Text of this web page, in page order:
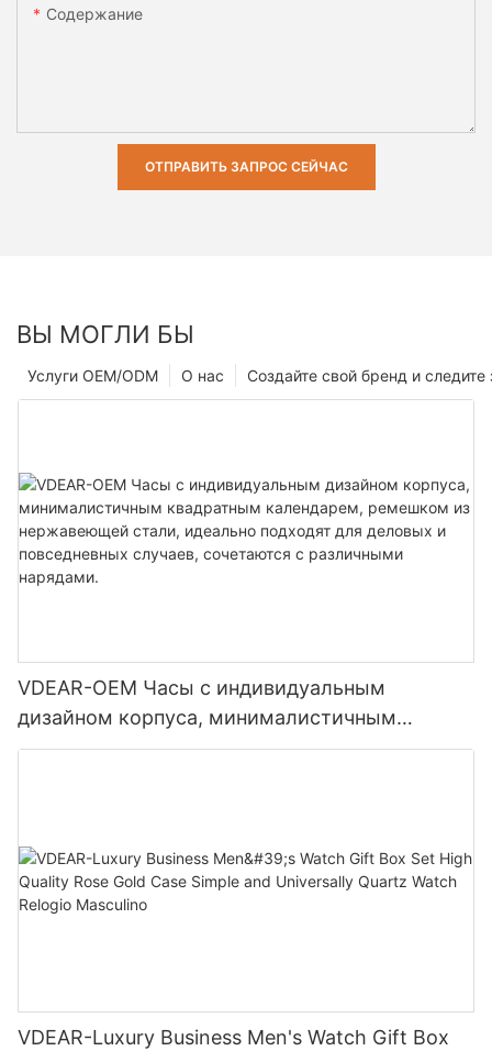
Содержание
ОТПРАВИТЬ ЗАПРОС СЕЙЧАС
ВЫ МОГЛИ БЫ
Создайте свой бренд и следите
О нас
Услуги OEM/ODM
VDEAR-OEM Часы с индивидуальным
дизайном корпуса, минималистичным
квадратным календарем, ремешком из
VDEAR-Luxury Business Men's Watch Gift Box